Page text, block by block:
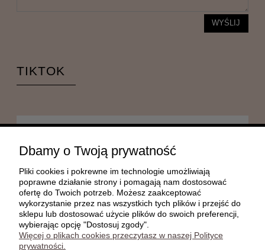
WYŚLIJ
TIKTOK
MOJE KONTO
PŁATNOŚCI I DOSTAWA
Dbamy o Twoją prywatność
Pliki cookies i pokrewne im technologie umożliwiają
poprawne działanie strony i pomagają nam dostosować
ofertę do Twoich potrzeb. Możesz zaakceptować
wykorzystanie przez nas wszystkich tych plików i przejść do
sklepu lub dostosować użycie plików do swoich preferencji,
wybierając opcję "Dostosuj zgody".
Więcej o plikach cookies przeczytasz w naszej Polityce
prywatności.